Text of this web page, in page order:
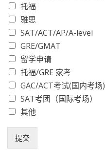
托福
雅思
SAT/ACT/AP/A-level
GRE/GMAT
留学申请
托福/GRE 家考
GAC/ACT考试(国内考场)
SAT考团（国际考场）
其他
提交